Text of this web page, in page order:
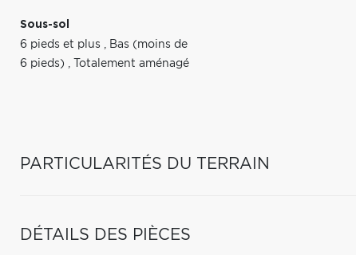
Sous-sol
6 pieds et plus , Bas (moins de
6 pieds) , Totalement aménagé
PARTICULARITÉS DU TERRAIN
DÉTAILS DES PIÈCES